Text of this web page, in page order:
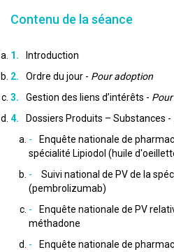
Contenu de la séance
Introduction
Ordre du jour - Pour adoption
Gestion des liens d’intérêts -
Dossiers Produits – Substances -
Enquête nationale de
spécialité Lipiodol (huile
Suivi national de PV de la
(pembrolizumab)
Enquête nationale de PV
méthadone
Enquête nationale de